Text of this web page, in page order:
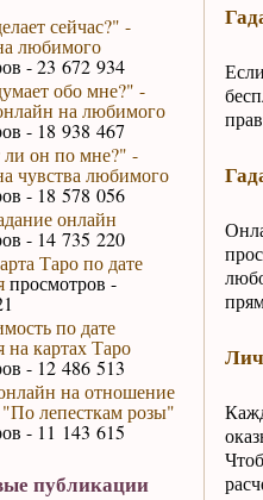
сейчас?" -
любимого
- 23 672 934
обо мне?" -
на любимого
- 18 938 467
ли он по мне?" -
чувства любимого
- 18 578 056
онлайн
- 14 735 220
Таро по дате
просмотров -
по дате
на картах Таро
- 12 486 513
на отношение
"По лепесткам розы"
- 11 143 615
публикации